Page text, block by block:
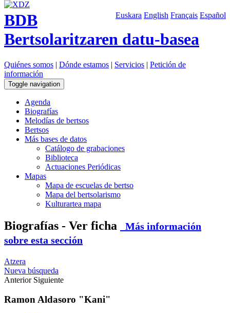
Euskara English Français Español
BDB
Bertsolaritzaren datu-basea
Quiénes somos | Dónde estamos | Servicios | Petición de
información
Toggle navigation
Agenda
Biografías
Melodías de bertsos
Bertsos
Más bases de datos
Catálogo de grabaciones
Biblioteca
Actuaciones Periódicas
Mapas
Mapa de escuelas de bertso
Mapa del bertsolarismo
Kulturartea mapa
Biografías - Ver ficha
Más información
sobre esta sección
Atzera
Nueva búsqueda
Anterior Siguiente
Ramon Aldasoro "Kani"